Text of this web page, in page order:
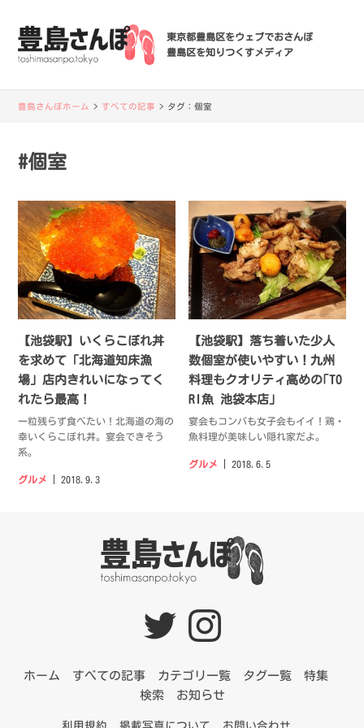
東京都豊島区をウェブでおさんぽ
豊島区を知りつくすメディア
豊島さんぽホーム > すべての記事 > タグ：個室
#個室
【池袋駅】いくらこぼれ丼
を求めて「北海道知床漁
場」店内きれいになってく
れたら最高！
一粒残らず食べたい！北海道の海の
幸いくらこぼれ丼。宴会できそう
系。
グルメ 2018.9.3
【池袋駅】落ち着いた少人
数個室が使いやすい！九州
料理もクオリティ高めの｢TO
RI魚 池袋本店｣
宴会もコンパも女子会もイイ！鶏・
魚料理が美味しい隠れ家だよ。
グルメ 2018.6.5
ホーム すべての記事 カテゴリ一覧 タグ一覧
特集
検索
お知らせ
利用規約 掲載写真について お問い合わせ